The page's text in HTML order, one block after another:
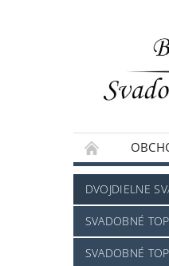
NAPÍŠTE
DVOJDIELNE
SVADOBNÉ
SVADOBNÉ